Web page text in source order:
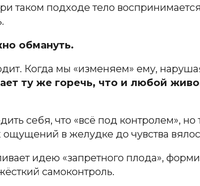
таком подходе тело
обмануть.
Когда мы «изменяем» ему,
ту же горечь, что и любой
себя, что «всё под контролем»,
в желудке до чувства
идею «запретного плода»,
самоконтроль.